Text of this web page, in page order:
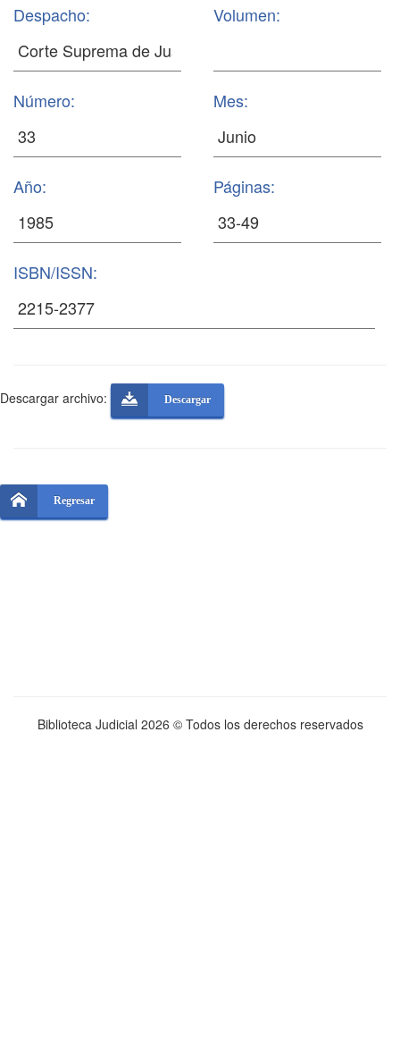
Despacho: Volumen:
Número: Mes:
Año: Páginas:
ISBN/ISSN:
Descargar archivo: Descargar
Regresar
Biblioteca Judicial 2026 © Todos los derechos reservados